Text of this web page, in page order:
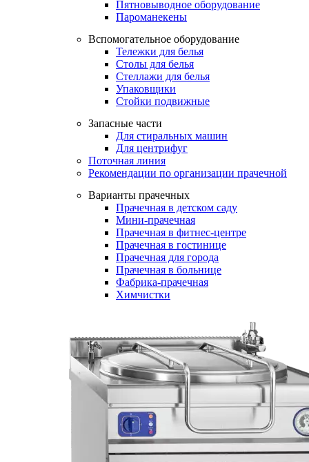
Пятновыводное оборудование
Пароманекены
Вспомогательное оборудование
Тележки для белья
Столы для белья
Стеллажи для белья
Упаковщики
Стойки подвижные
Запасные части
Для стиральных машин
Для центрифуг
Поточная линия
Рекомендации по организации прачечной
Варианты прачечных
Прачечная в детском саду
Мини-прачечная
Прачечная в фитнес-центре
Прачечная в гостинице
Прачечная для города
Прачечная в больнице
Фабрика-прачечная
Химчистки